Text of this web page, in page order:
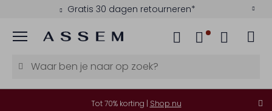
Gratis 30 dagen retourneren*
Menu
Tot 70% korting | Shop nu